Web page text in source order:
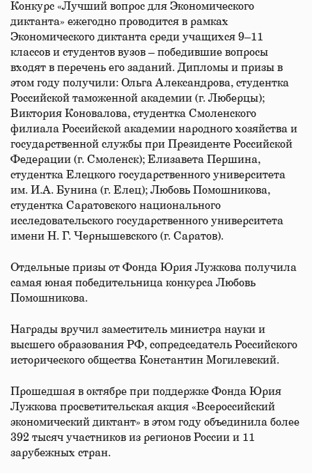
Конкурс «Лучший вопрос для Экономического
диктанта» ежегодно проводится в рамках
Экономического диктанта среди учащихся 9–11
классов и студентов вузов – победившие вопросы
входят в перечень его заданий. Дипломы и призы в
этом году получили: Ольга Александрова, студентка
Российской таможенной академии (г. Люберцы);
Виктория Коновалова, студентка Смоленского
филиала Российской академии народного хозяйства и
государственной службы при Президенте Российской
Федерации (г. Смоленск); Елизавета Першина,
студентка Елецкого государственного университета
им. И.А. Бунина (г. Елец); Любовь Помошникова,
студентка Саратовского национального
исследовательского государственного университета
имени Н. Г. Чернышевского (г. Саратов).
Отдельные призы от Фонда Юрия Лужкова получила
самая юная победительница конкурса Любовь
Помошникова.
Награды вручил заместитель министра науки и
высшего образования РФ, сопредседатель Российского
исторического общества Константин Могилевский.
Прошедшая в октябре при поддержке Фонда Юрия
Лужкова просветительская акция «Всероссийский
экономический диктант» в этом году объединила более
392 тысяч участников из регионов России и 11
зарубежных стран.